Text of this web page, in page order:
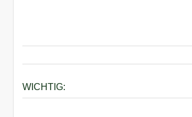
WICHTIG: